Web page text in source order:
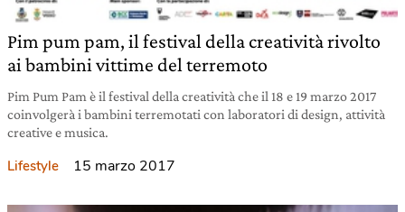
Pim pum pam, il festival della creatività rivolto
ai bambini vittime del terremoto
Pim Pum Pam è il festival della creatività che il 18 e 19 marzo 2017
coinvolgerà i bambini terremotati con laboratori di design, attività
creative e musica.
Lifestyle 15 marzo 2017